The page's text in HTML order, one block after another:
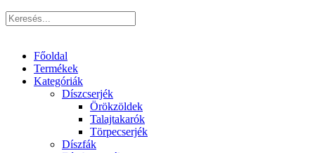
Főoldal
Termékek
Kategóriák
Díszcserjék
Örökzöldek
Talajtakarók
Törpecserjék
Díszfák